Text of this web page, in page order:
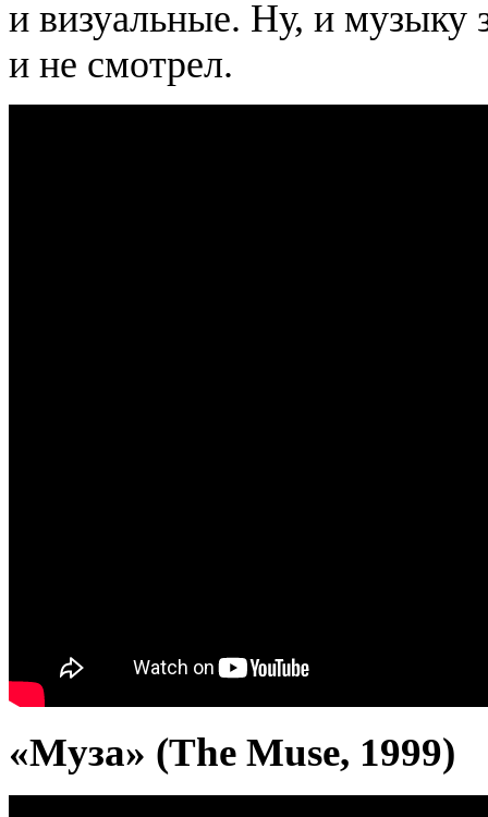
и визуальные. Ну, и музыку
и не смотрел.
«Муза» (The Muse, 1999)